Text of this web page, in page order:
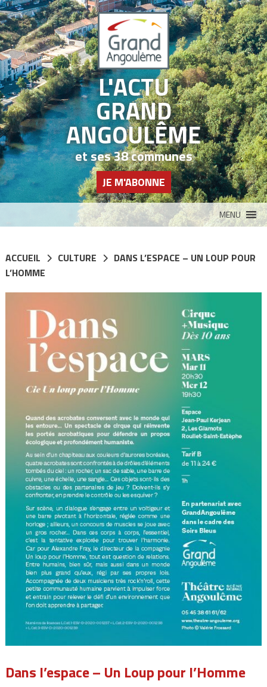
L'ACTU
GRAND
ANGOULÊME
et ses 38 communes
JE M'ABONNE
MENU
ACCUEIL CULTURE
DANS L’ESPACE – UN LOUP POUR
L’HOMME
Dans l’espace – Un Loup pour l’Homme
Panneau de gestion des cookies